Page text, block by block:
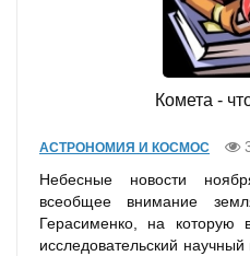
Комета -
АСТРОНОМИЯ И КОСМОС
Небесные новости
всеобщее внимание
Герасименко, на которую
исследовательский